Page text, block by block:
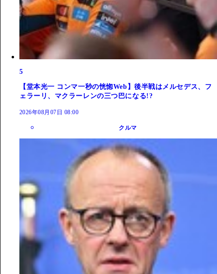
5
【堂本光一 コンマ一秒の恍惚Web】後半戦はメルセデス、フ
ェラーリ、マクラーレンの三つ巴になる!?
2026年08月07日 08:00
クルマ